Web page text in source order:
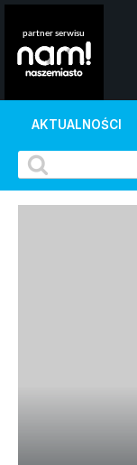
AKTUALNOŚCI